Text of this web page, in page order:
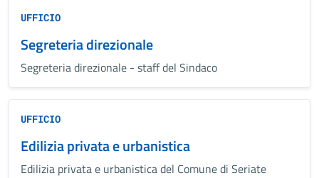
UFFICIO
Segreteria direzionale
Segreteria direzionale - staff del Sindaco
UFFICIO
Edilizia privata e urbanistica
Edilizia privata e urbanistica del Comune di Seriate